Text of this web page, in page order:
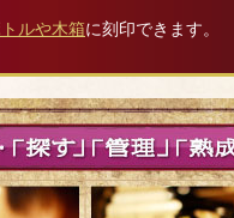
ルや木箱に刻印できます。